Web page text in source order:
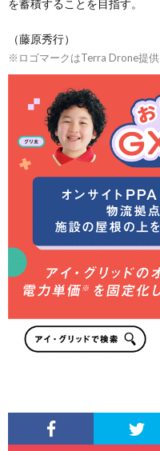
を蓄積することを目指す。
（藤原秀行）
※ロゴマークはTerra Drone提供